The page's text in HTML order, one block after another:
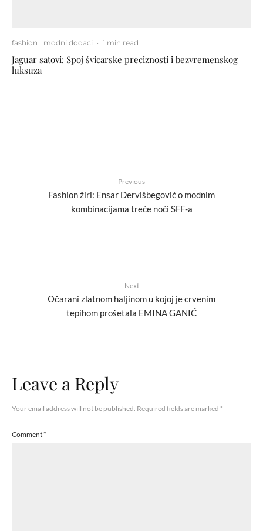
fashion modni dodaci · 1 min read
Jaguar satovi: Spoj švicarske preciznosti i bezvremenskog
luksuza
Previous
Fashion žiri: Ensar Dervišbegović o modnim
kombinacijama treće noći SFF-a
Next
Očarani zlatnom haljinom u kojoj je crvenim
tepihom prošetala EMINA GANIĆ
Leave a Reply
Your email address will not be published. Required fields are marked *
Comment*